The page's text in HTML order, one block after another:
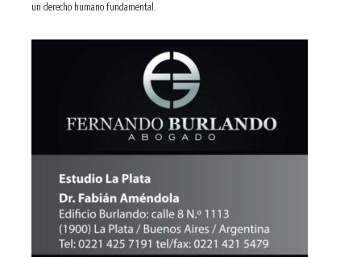
un derecho humano fundamental.